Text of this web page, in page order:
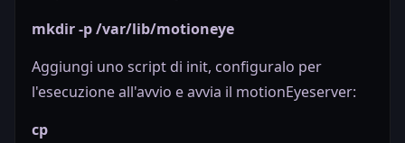
mkdir -p /var/lib/motioneye
Aggiungi uno script di init, configuralo per
l'esecuzione all'avvio e avvia il motionEyeserver:
cp